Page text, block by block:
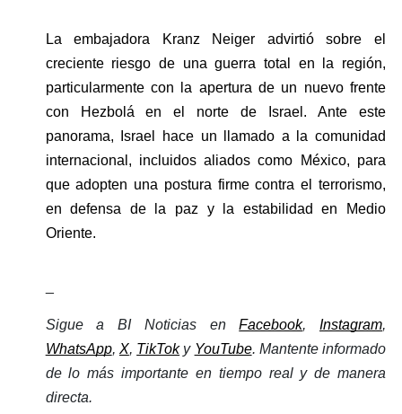
La embajadora Kranz Neiger advirtió sobre el
creciente riesgo de una guerra total en la región,
particularmente con la apertura de un nuevo frente
con Hezbolá en el norte de Israel. Ante este
panorama, Israel hace un llamado a la comunidad
internacional, incluidos aliados como México, para
que adopten una postura firme contra el terrorismo,
en defensa de la paz y la estabilidad en Medio
Oriente.
Sigue a BI Noticias en Facebook, Instagram,
WhatsApp, X, TikTok y YouTube. Mantente informado
de lo más importante en tiempo real y de manera
directa.